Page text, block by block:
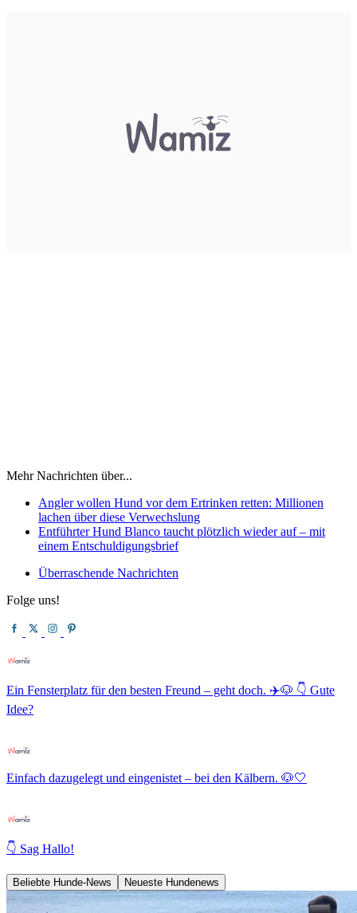
Mehr Nachrichten über...
Angler wollen Hund vor dem Ertrinken retten: Millionen
lachen über diese Verwechslung
Entführter Hund Blanco taucht plötzlich wieder auf – mit
einem Entschuldigungsbrief
Überraschende Nachrichten
Folge uns!
Ein Fensterplatz für den besten Freund – geht doch. ✈️🐶 👇 Gute
Idee?
Einfach dazugelegt und eingenistet – bei den Kälbern. 🐶🤍
👇 Sag Hallo!
Beliebte Hunde-News Neueste Hundenews